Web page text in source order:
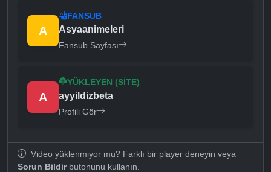
A
FANSUB
Asyaanimeleri
Fansub Sayfası
A
YÜKLEYEN (SITE)
ayyildizbeta
Profili Gör
Video yüklenmiyor mu? Farklı bir player deneyin veya
Sorun Bildirbutonunu kullanın.